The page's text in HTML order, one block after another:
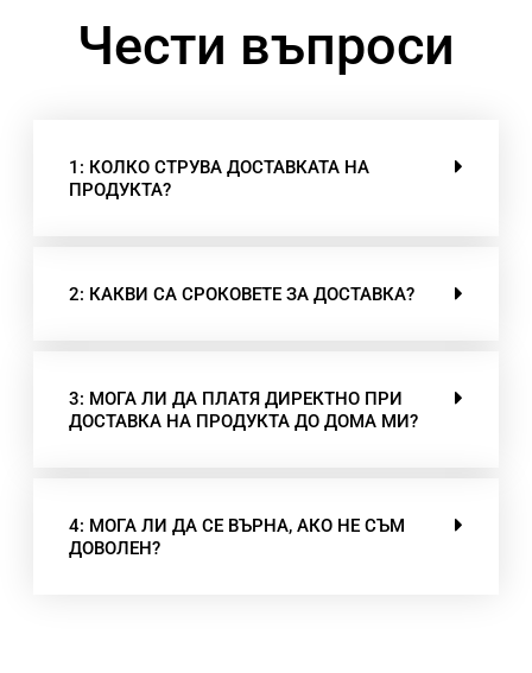
Чести въпроси
1: КОЛКО СТРУВА ДОСТАВКАТА НА
ПРОДУКТА?
2: КАКВИ СА СРОКОВЕТЕ ЗА ДОСТАВКА?
3: МОГА ЛИ ДА ПЛАТЯ ДИРЕКТНО ПРИ
ДОСТАВКА НА ПРОДУКТА ДО ДОМА МИ?
4: МОГА ЛИ ДА СЕ ВЪРНА, АКО НЕ СЪМ
ДОВОЛЕН?